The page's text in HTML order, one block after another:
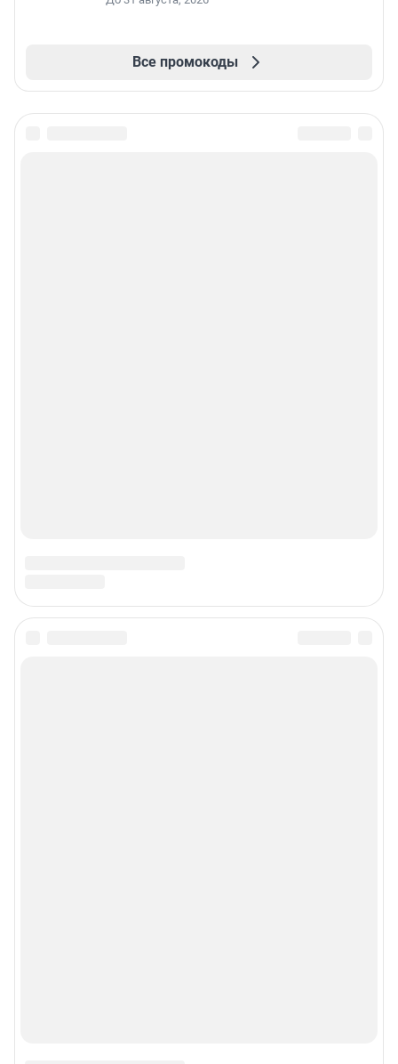
Все промокоды